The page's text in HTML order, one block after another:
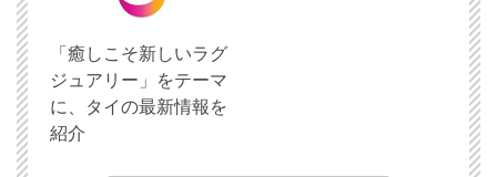
「癒しこそ新しいラグ
ジュアリー」をテーマ
に、タイの最新情報を
紹介